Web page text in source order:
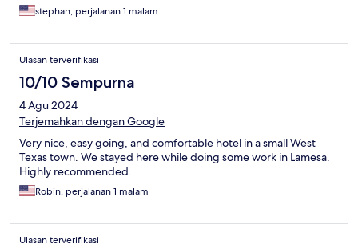
stephan, perjalanan 1 malam
Ulasan terverifikasi
10/10 Sempurna
4 Agu 2024
Terjemahkan dengan Google
Very nice, easy going, and comfortable hotel in a small West
Texas town. We stayed here while doing some work in Lamesa.
Highly recommended.
Robin, perjalanan 1 malam
Ulasan terverifikasi